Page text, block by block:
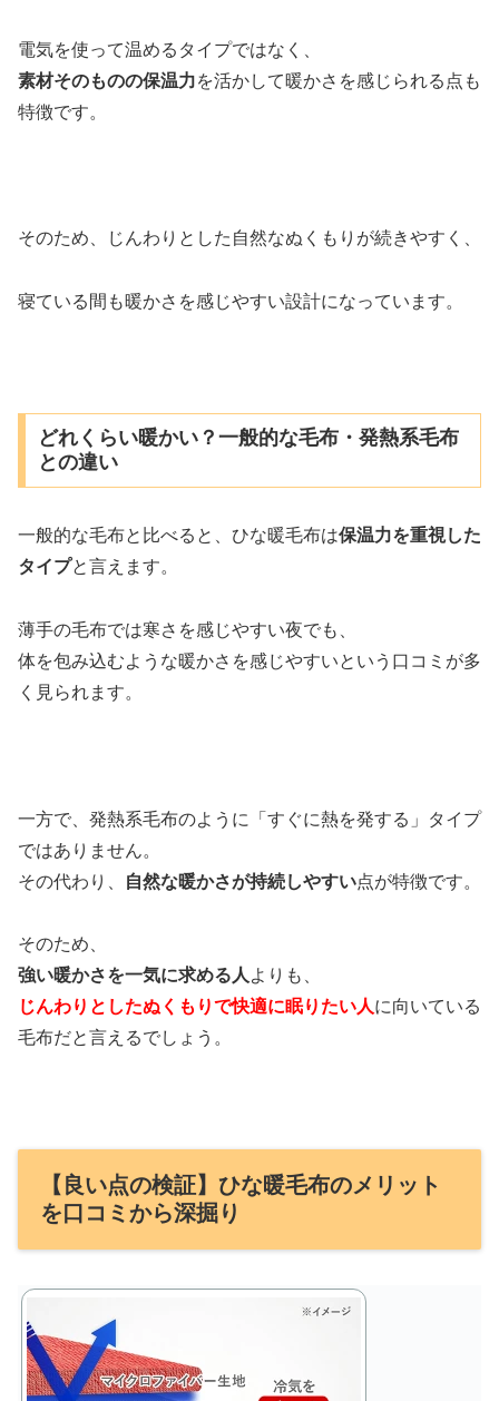
電気を使って温めるタイプではなく、
素材そのものの保温力を活かして暖かさを感じられる点も
特徴です。
そのため、じんわりとした自然なぬくもりが続きやすく、
寝ている間も暖かさを感じやすい設計になっています。
どれくらい暖かい？一般的な毛布・発熱系毛布
との違い
一般的な毛布と比べると、ひな暖毛布は保温力を重視した
タイプと言えます。
薄手の毛布では寒さを感じやすい夜でも、
体を包み込むような暖かさを感じやすいという口コミが多
く見られます。
一方で、発熱系毛布のように「すぐに熱を発する」タイプ
ではありません。
その代わり、
自然な暖かさが持続しやすい点が特徴です。
そのため、
強い暖かさを一気に求める人よりも、
じんわりとしたぬくもりで快適に眠りたい人に向いている
毛布だと言えるでしょう。
【良い点の検証】ひな暖毛布のメリット
を口コミから深掘り